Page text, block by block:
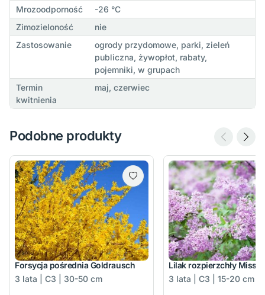
Mrozoodporność
-26 °C
Zimozieloność
nie
Zastosowanie
ogrody przydomowe, parki, zieleń
publiczna, żywopłot, rabaty,
pojemniki, w grupach
Termin
kwitnienia
maj, czerwiec
Podobne produkty
Forsycja pośrednia Goldrausch
3 lata | C3 | 30-50 cm
Lilak rozpierzchły Miss
3 lata | C3 | 15-20 cm